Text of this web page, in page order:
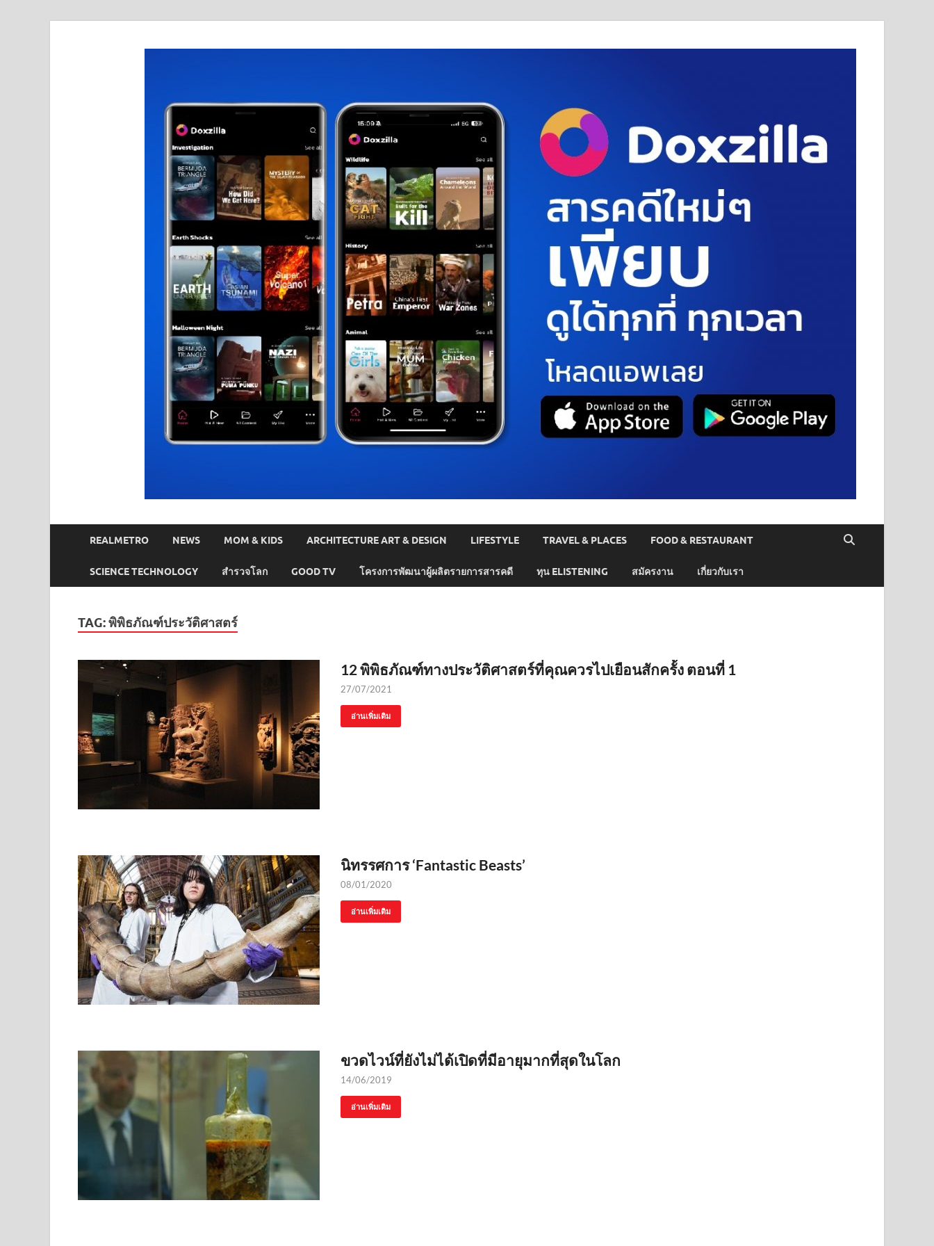
REALMETRO NEWS MOM & KIDS ARCHITECTURE ART & DESIGN LIFESTYLE TRAVEL & PLACES FOOD & RESTAURANT
SCIENCE TECHNOLOGY สำรวจโลก GOOD TV โครงการพัฒนาผู้ผลิตรายการสารคดี ทุน ELISTENING สมัครงาน เกี่ยวกับเรา
TAG:พิพิธภัณฑ์ประวัติศาสตร์
12 พิพิธภัณฑ์ทางประวัติศาสตร์ที่คุณควรไปเยือนสักครั้ง ตอนที่ 1
27/07/2021
อ่านเพิ่มเติม
นิทรรศการ ‘Fantastic Beasts’
08/01/2020
อ่านเพิ่มเติม
ขวดไวน์ที่ยังไม่ได้เปิดที่มีอายุมากที่สุดในโลก
14/06/2019
อ่านเพิ่มเติม